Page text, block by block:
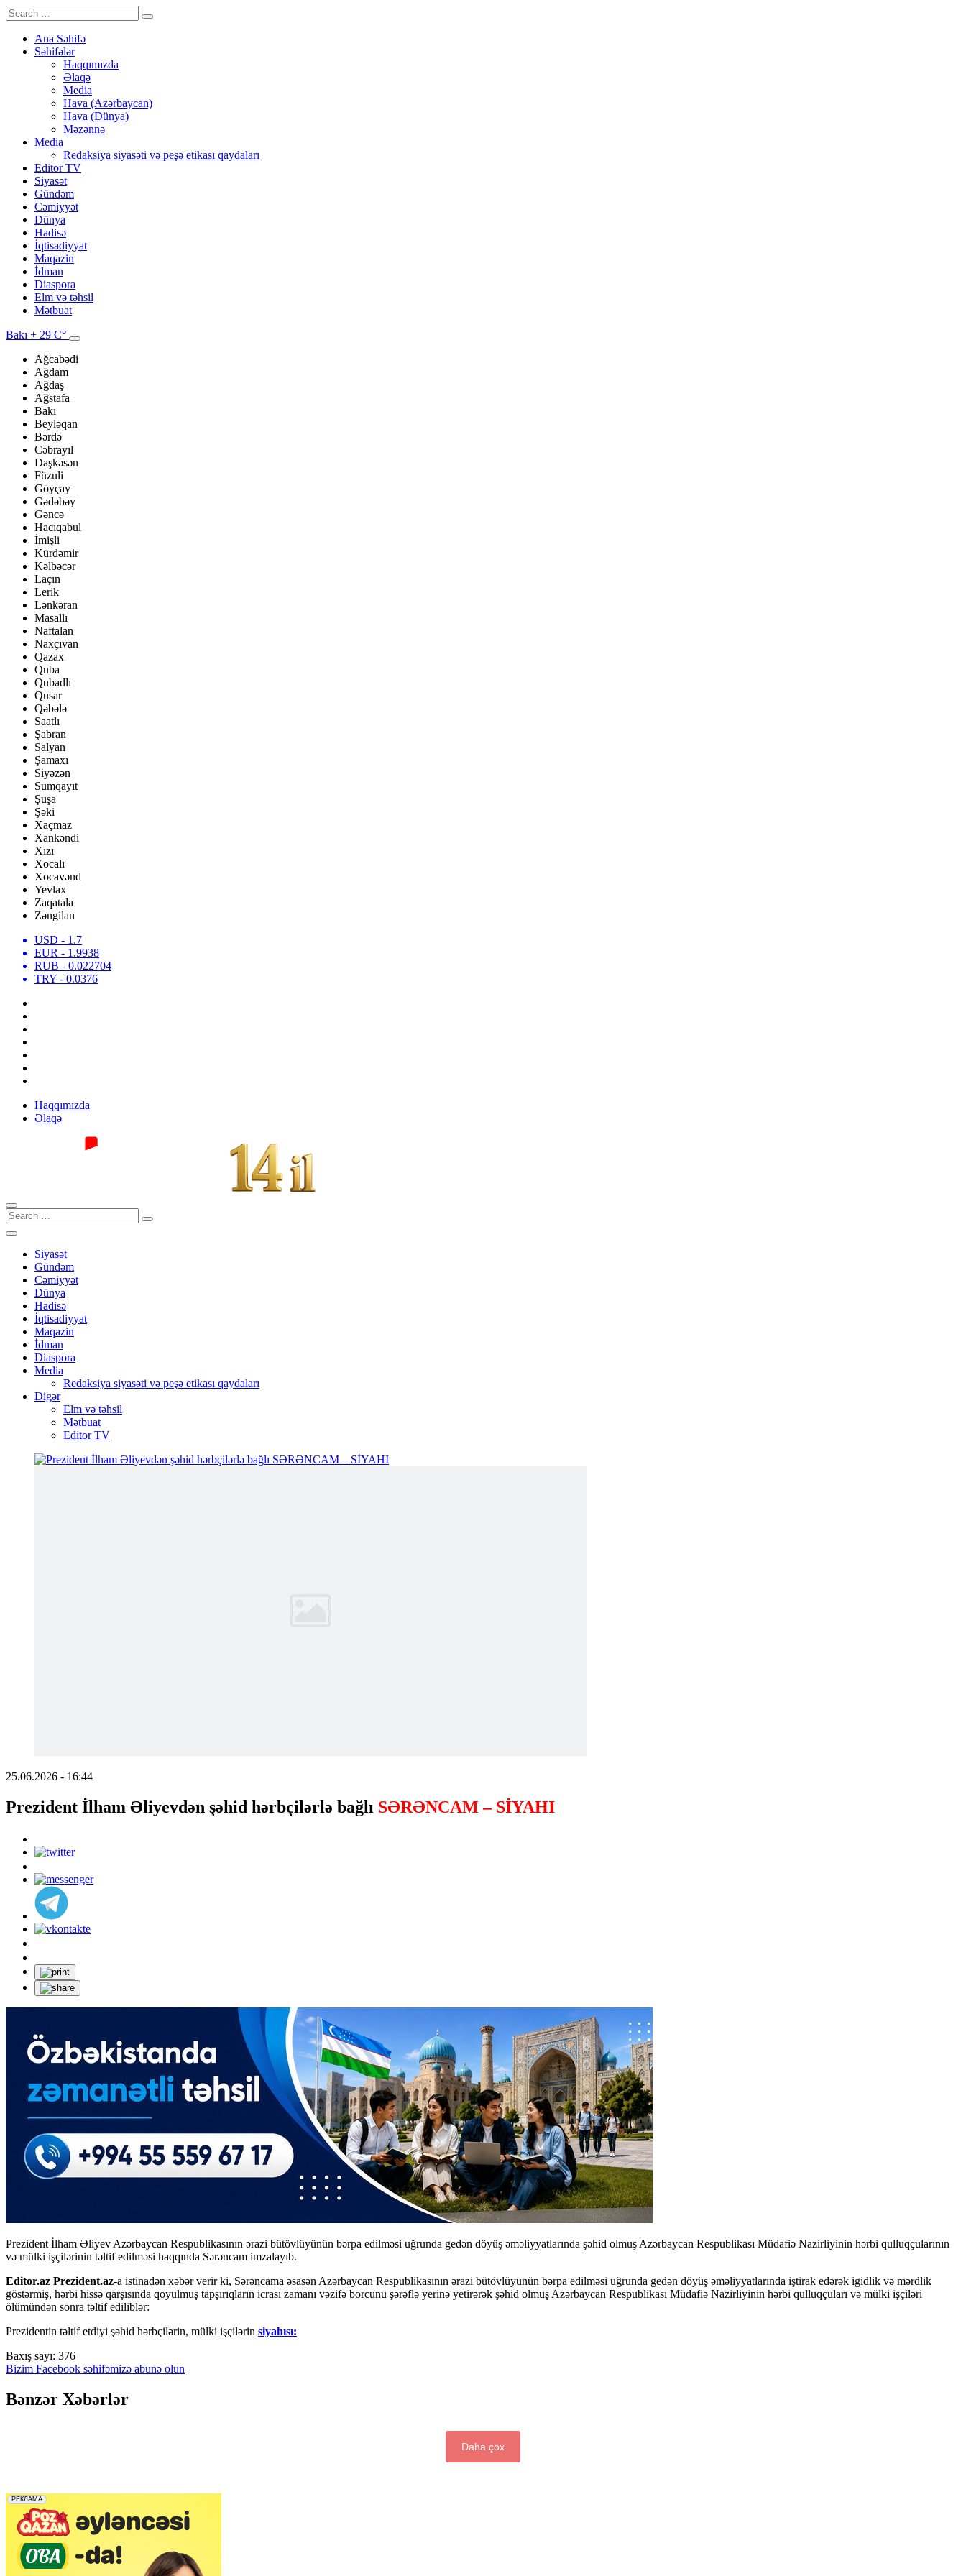
Ana Səhifə
Səhifələr
Haqqımızda
Əlaqə
Media
Hava (Azərbaycan)
Hava (Dünya)
Məzənnə
Media
Redaksiya siyasəti və peşə etikası qaydaları
Editor TV
Siyasət
Gündəm
Cəmiyyət
Dünya
Hadisə
İqtisadiyyat
Maqazin
İdman
Diaspora
Elm və təhsil
Mətbuat
Bakı + 29 C°
Ağcabədi
Ağdam
Ağdaş
Ağstafa
Bakı
Beyləqan
Bərdə
Cəbrayıl
Daşkəsən
Füzuli
Göyçay
Gədəbəy
Gəncə
Hacıqabul
İmişli
Kürdəmir
Kəlbəcər
Laçın
Lerik
Lənkəran
Masallı
Naftalan
Naxçıvan
Qazax
Quba
Qubadlı
Qusar
Qəbələ
Saatlı
Şabran
Salyan
Şamaxı
Siyəzən
Sumqayıt
Şuşa
Şəki
Xaçmaz
Xankəndi
Xızı
Xocalı
Xocavənd
Yevlax
Zaqatala
Zəngilan
USD - 1.7
EUR - 1.9938
RUB - 0.022704
TRY - 0.0376
Haqqımızda
Əlaqə
Siyasət
Gündəm
Cəmiyyət
Dünya
Hadisə
İqtisadiyyat
Maqazin
İdman
Diaspora
Media
Redaksiya siyasəti və peşə etikası qaydaları
Digər
Elm və təhsil
Mətbuat
Editor TV
25.06.2026 - 16:44
Prezident İlham Əliyevdən şəhid hərbçilərlə bağlı SƏRƏNCAM – SİYAHI
Prezident İlham Əliyev Azərbaycan Respublikasının ərazi bütövlüyünün bərpa edilməsi uğrunda gedən döyüş əməliyyatlarında şəhid olmuş Azərbaycan Respublikası Müdafiə Nazirliyinin hərbi qulluqçularının
və mülki işçilərinin təltif edilməsi haqqında Sərəncam imzalayıb.
Editor.az Prezident.az-a istinadən xəbər verir ki, Sərəncama əsasən Azərbaycan Respublikasının ərazi bütövlüyünün bərpa edilməsi uğrunda gedən döyüş əməliyyatlarında iştirak edərək igidlik və mərdlik
göstərmiş, hərbi hissə qarşısında qoyulmuş tapşırıqların icrası zamanı vəzifə borcunu şərəflə yerinə yetirərək şəhid olmuş Azərbaycan Respublikası Müdafiə Nazirliyinin hərbi qulluqçuları və mülki işçiləri
ölümündən sonra təltif ediliblər:
Prezidentin təltif etdiyi şəhid hərbçilərin, mülki işçilərin siyahısı:
Baxış sayı: 376
Bizim Facebook səhifəmizə abunə olun
Bənzər Xəbərlər
Daha çox